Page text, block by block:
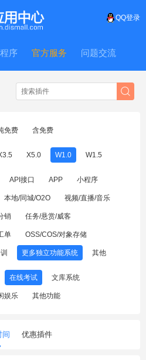
QQ登录
序 官方服务 问题交流
免费 含免费
X5.0 W1.0 W1.5
API接口 APP 小程序
本地/同城/O2O 视频/直播/音乐
销 任务/悬赏/威客
单 OSS/COS/对象存储
更多独立功能系统 其他
在线考试 文库系统
娱乐 其他功能
间 优惠插件